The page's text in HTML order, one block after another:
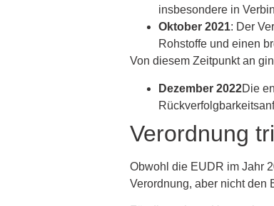
insbesondere in
Oktober 2021: Der
Rohstoffe und einen
Von diesem Zeitpunkt an
Dezember 2022Die
Verordnung
Obwohl die EUDR im Jahr
Verordnung, aber nicht den